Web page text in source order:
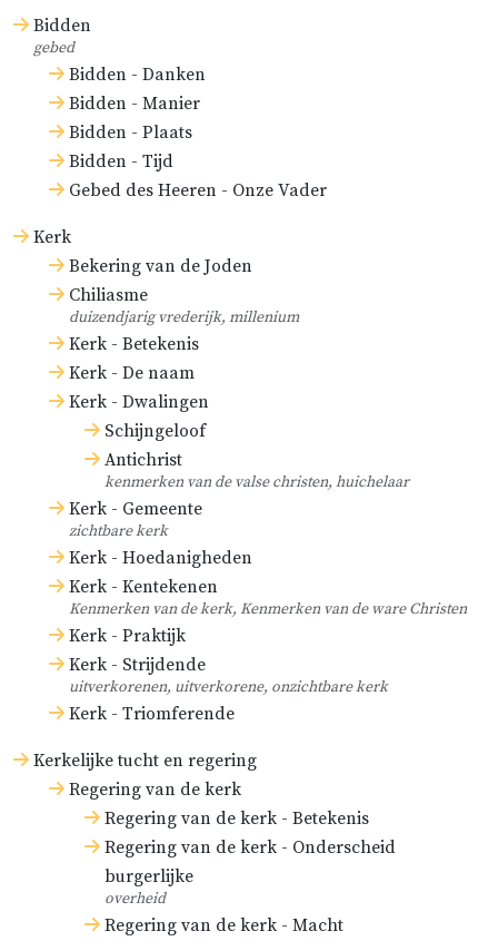
Bidden
gebed
Bidden - Danken
Bidden - Manier
Bidden - Plaats
Bidden - Tijd
Gebed des Heeren - Onze Vader
Kerk
Bekering van de Joden
Chiliasme
duizendjarig vrederijk, millenium
Kerk - Betekenis
Kerk - De naam
Kerk - Dwalingen
Schijngeloof
Antichrist
kenmerken van de valse christen, huichelaar
Kerk - Gemeente
zichtbare kerk
Kerk - Hoedanigheden
Kerk - Kentekenen
Kenmerken van de kerk, Kenmerken van de ware Christen
Kerk - Praktijk
Kerk - Strijdende
uitverkorenen, uitverkorene, onzichtbare kerk
Kerk - Triomferende
Kerkelijke tucht en regering
Regering van de kerk
Regering van de kerk - Betekenis
Regering van de kerk - Onderscheid
burgerlijke
overheid
Regering van de kerk - Macht